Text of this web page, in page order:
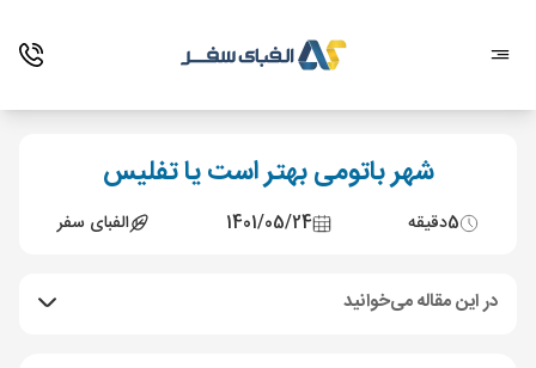
شهر باتومی بهتر است یا تفلیس
5دقیقه 1401/05/24 الفبای سفر
در این مقاله می‌خوانید